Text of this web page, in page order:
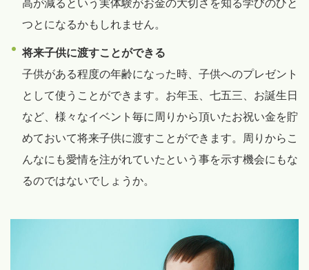
高が減るという実体験がお金の大切さを知る学びのひと
つとになるかもしれません。
将来子供に渡すことができる
子供がある程度の年齢になった時、子供へのプレゼント
として使うことができます。お年玉、七五三、お誕生日
など、様々なイベント毎に周りから頂いたお祝い金を貯
めておいて将来子供に渡すことができます。周りからこ
んなにも愛情を注がれていたという事を示す機会にもな
るのではないでしょうか。